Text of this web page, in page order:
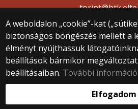
A weboldalon „cookie”-kat
biztonságos böngészés mellett a
élményt nyújthassuk
beállítások bármikor
beállításaiban. További információ
Elfogadom
Webfejlesztés: